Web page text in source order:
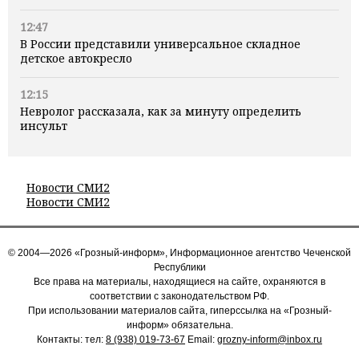
12:47
В России представили универсальное складное
детское автокресло
12:15
Невролог рассказала, как за минуту определить
инсульт
Новости СМИ2
Новости СМИ2
© 2004—2026 «Грозный-информ», Информационное агентство Чеченской
Республики
Все права на материалы, находящиеся на сайте, охраняются в
соответствии с законодательством РФ.
При использовании материалов сайта, гиперссылка на «Грозный-
информ» обязательна.
Контакты: тел: 8 (938) 019-73-67 Email: grozny-inform@inbox.ru